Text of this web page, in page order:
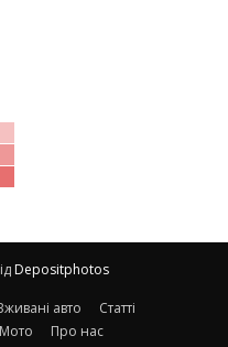
Depositphotos
авто
Статті
Мото Про нас